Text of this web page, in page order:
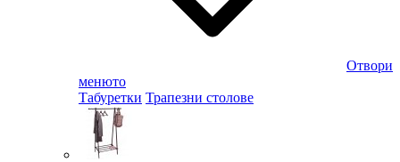
Отвори
менюто
Табуретки Трапезни столове